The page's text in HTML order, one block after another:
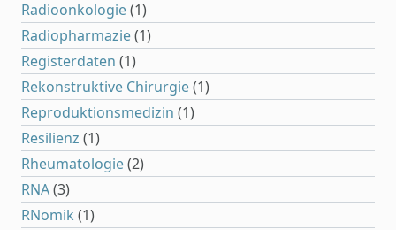
Radioonkologie(1)
Radiopharmazie(1)
Registerdaten (1)
Rekonstruktive Chirurgie(1)
Reproduktionsmedizin (1)
Resilienz (1)
Rheumatologie(2)
RNA(3)
RNomik (1)